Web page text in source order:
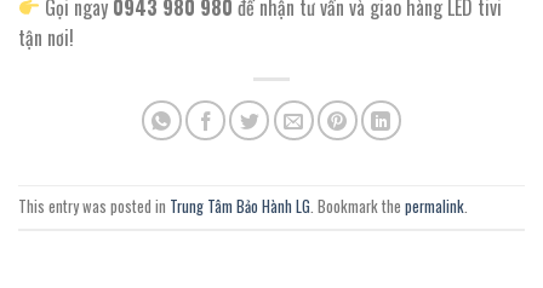
Gọi ngay 0943 980 980 để nhận tư vấn và giao hàng LED tivi
tận nơi!
This entry was posted in Trung Tâm Bảo Hành LG. Bookmark the permalink.